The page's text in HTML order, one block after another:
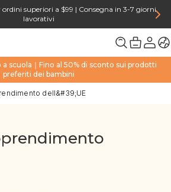
superiori a $99 | Consegna in 3-7 giorni
lavorativi
scuola｜Fino al 50% di sconto sui prodotti
preferiti dei bambini
dell&#39;UE